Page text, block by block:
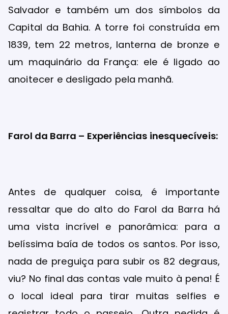
Salvador e também um dos símbolos da
Capital da Bahia. A torre foi construída em
1839, tem 22 metros, lanterna de bronze e
um maquinário da França: ele é ligado ao
anoitecer e desligado pela manhã.
Farol da Barra – Experiências inesquecíveis:
Antes de qualquer coisa, é importante
ressaltar que do alto do Farol da Barra há
uma vista incrível e panorâmica: para a
belíssima baía de todos os santos. Por isso,
nada de preguiça para subir os 82 degraus,
viu? No final das contas vale muito à pena! É
o local ideal para tirar muitas selfies e